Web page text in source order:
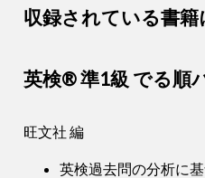
収録されている書籍
英検® 準1級 でる順
旺文社 編
英検過去問の分析に